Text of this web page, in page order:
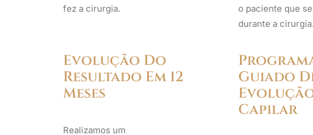
fez a cirurgia.
o paciente que
durante a cirurgia.
Evolução Do
Resultado Em 12
Meses
Realizamos um
Guiado
Capilar